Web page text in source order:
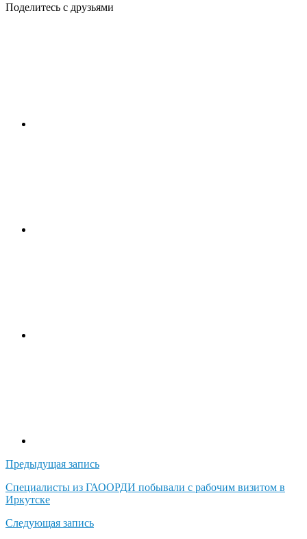
Поделитесь с друзьями
Навигация
по
записям
Предыдущая запись
Специалисты из ГАООРДИ побывали с рабочим визитом в
Иркутске
Следующая запись